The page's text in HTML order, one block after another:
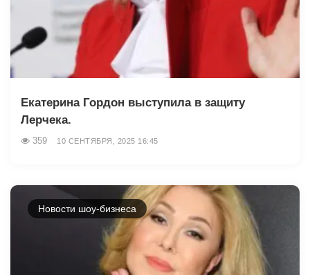
Екатерина Гордон выступила в защиту
Лерчека.
359 10 СЕНТЯБРЯ, 2025 16:45
Новости шоу-бизнеса